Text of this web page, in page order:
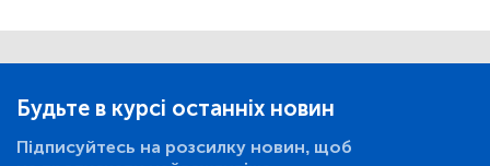
Будьте в курсі останніх новин
Підписуйтесь на розсилку новин, щоб